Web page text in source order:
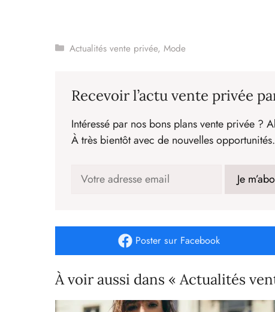
Catégories
Actualités vente privée,Mode
Recevoir l’actu vente privée
Intéressé par nos bons plans vente privée ?
À très bientôt avec de nouvelles opportunités.
Poster sur Facebook
À voir aussi dans « Actualités